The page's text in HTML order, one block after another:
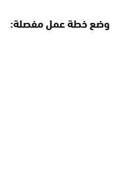
وضع خطة عمل مفصلة: